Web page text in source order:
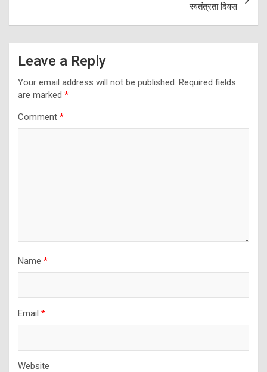
स्वतंत्रता दिवस
Leave a Reply
Your email address will not be published. Required fields
are marked *
Comment *
Name *
Email *
Website